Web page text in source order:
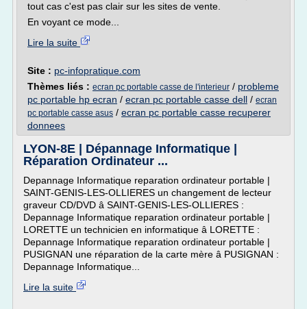
tout cas c'est pas clair sur les sites de vente.
En voyant ce mode...
Lire la suite
Site : pc-infopratique.com
Thèmes liés : ecran pc portable casse de l'interieur / probleme
pc portable hp ecran / ecran pc portable casse dell / ecran
pc portable casse asus / ecran pc portable casse recuperer
donnees
LYON-8E | Dépannage Informatique |
Réparation Ordinateur ...
Depannage Informatique reparation ordinateur portable |
SAINT-GENIS-LES-OLLIERES un changement de lecteur
graveur CD/DVD â SAINT-GENIS-LES-OLLIERES :
Depannage Informatique reparation ordinateur portable |
LORETTE un technicien en informatique â LORETTE :
Depannage Informatique reparation ordinateur portable |
PUSIGNAN une réparation de la carte mère â PUSIGNAN :
Depannage Informatique...
Lire la suite